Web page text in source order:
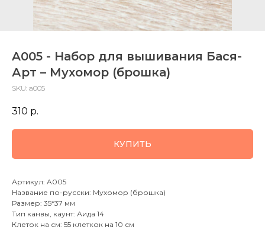
A005 - Набор для вышивания Бася-
Арт – Мухомор (брошка)
SKU: a005
310 р.
КУПИТЬ
Артикул: A005
Название по-русски: Мухомор (брошка)
Размер: 35*37 мм
Тип канвы, каунт: Аида 14
Клеток на см: 55 клеткок на 10 см